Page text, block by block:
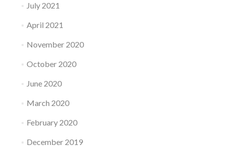
July 2021
April 2021
November 2020
October 2020
June 2020
March 2020
February 2020
December 2019